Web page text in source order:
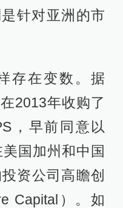
针对亚洲的市
存在变数。据
2013年收购了
，早前同意以
国加州和中国
资公司高瞻创
Capital）。如